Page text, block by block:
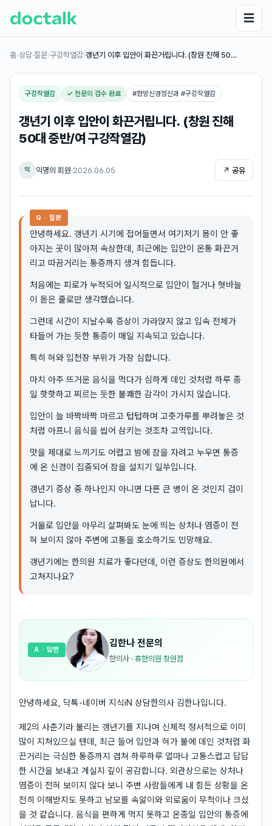
☰
홈›상담·질문›구강작열감›갱년기 이후 입안이 화끈거립니다. (창원 진해 50…
구강작열감 ✓ 전문의 검수 완료 #한방신경정신과 #구강작열감
갱년기 이후 입안이 화끈거립니다. (창원 진해
50대 중반/여 구강작열감)
익 익명의 회원·2026.06.05 ↗ 공유
Q · 질문
안녕하세요. 갱년기 시기에 접어들면서 여기저기 몸이 안 좋
아지는 곳이 많아져 속상한데, 최근에는 입안이 온통 화끈거
리고 따끔거리는 통증까지 생겨 힘듭니다.
처음에는 피로가 누적되어 일시적으로 입안이 헐거나 혓바늘
이 돋은 줄로만 생각했습니다.
그런데 시간이 지날수록 증상이 가라앉지 않고 입속 전체가
타들어 가는 듯한 통증이 매일 지속되고 있습니다.
특히 혀와 입천장 부위가 가장 심합니다.
마치 아주 뜨거운 음식을 먹다가 심하게 데인 것처럼 하루 종
일 핫핫하고 찌르는 듯한 불쾌한 감각이 가시지 않습니다.
입안이 늘 바짝바짝 마르고 텁텁하며 고춧가루를 뿌려놓은 것
처럼 아프니 음식을 씹어 삼키는 것조차 고역입니다.
맛을 제대로 느끼기도 어렵고 밤에 잠을 자려고 누우면 통증
에 온 신경이 집중되어 잠을 설치기 일쑤입니다.
갱년기 증상 중 하나인지 아니면 다른 큰 병이 온 것인지 겁이
납니다.
거울로 입안을 아무리 살펴봐도 눈에 띄는 상처나 염증이 전
혀 보이지 않아 주변에 고통을 호소하기도 민망해요.
갱년기에는 한의원 치료가 좋다던데, 이런 증상도 한의원에서
고쳐지나요?
김한나 전문의
한의사 · 휴한의원 창원점
A · 답변
안녕하세요, 닥톡-네이버 지식iN 상담한의사 김한나입니다.
제2의 사춘기라 불리는 갱년기를 지나며 신체적 정서적으로 이미
많이 지쳐있으실 텐데, 최근 들어 입안과 혀가 불에 데인 것처럼 화
끈거리는 극심한 통증까지 겹쳐 하루하루 얼마나 고통스럽고 답답
한 시간을 보내고 계실지 깊이 공감합니다. 외관상으로는 상처나
염증이 전혀 보이지 않다 보니 주변 사람들에게 내 힘든 상황을 온
전히 이해받지도 못하고 남모를 속앓이와 외로움이 무척이나 크셨
을 것 같습니다. 음식을 편하게 먹지 못하고 온종일 입안의 통증에